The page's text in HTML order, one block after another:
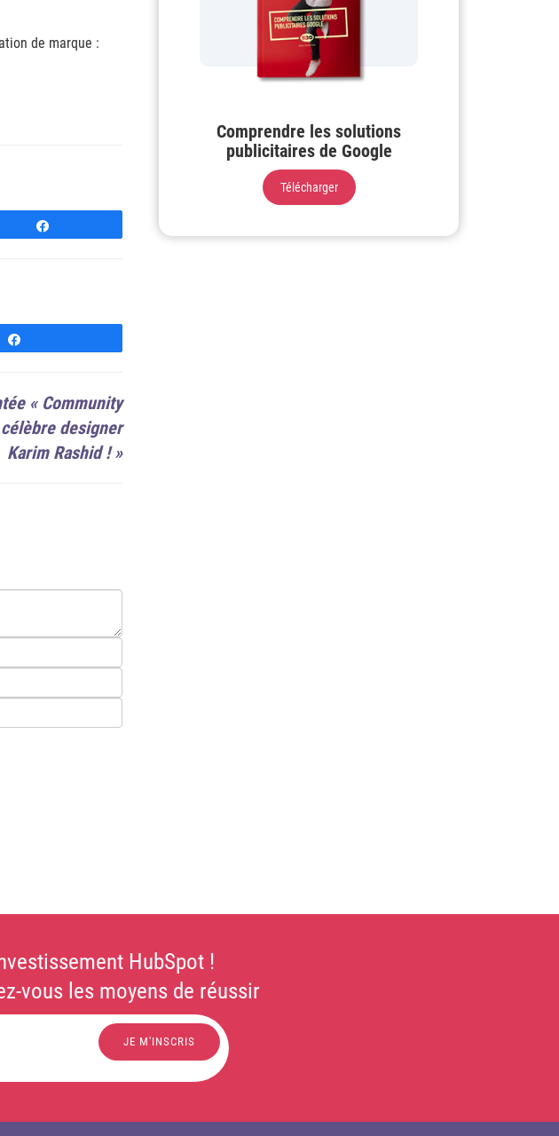
de marque :
« Community
designer
Karim Rashid !»
Comprendre les solutions
publicitaires de Google
Télécharger
HubSpot !
vous les moyens de réussir